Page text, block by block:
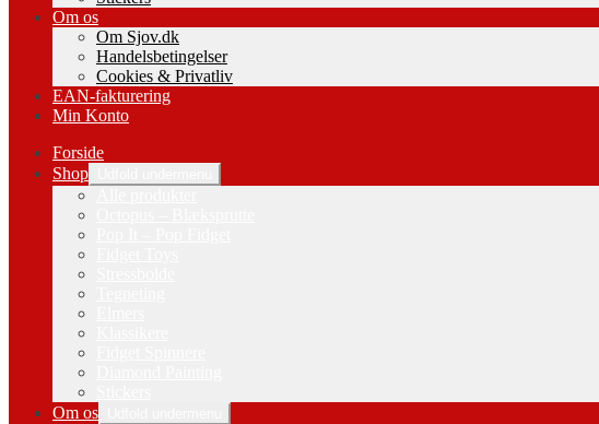
Om os
Om Sjov.dk
Handelsbetingelser
Cookies & Privatliv
EAN-fakturering
Min Konto
Forside
Shop
Om os